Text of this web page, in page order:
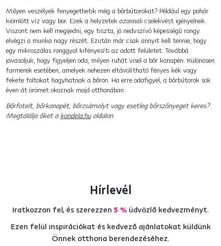
Milyen veszélyek fenyegethetik még a bőrbútorokat? Például egy pohár
kiömlött víz vagy bor. Ezek a helyzetek azonnali cselekvést igényelnek.
Viszont nem kell megijedni, egy tiszta, jó nedvszívó képességű rongy
elvégzi a munka nagy részét. Ezután már csak annyit kell tennie, hogy
egy mikroszálas ronggyal kifényesíti az adott felületet. Továbbá
javasoljuk, hogy figyeljen oda, milyen ruhát visel a bőr kanapén. Különösen
farmerek esetében, amelyek nehezen eltávolítható fényes kék vagy
fekete foltokat hagyhatnak a bőrön. Ha erre odafigyel, a bőrbútorok sok
éven át örömet okoznak majd otthonában.
Bőrfotelt, bőrkanapét, bőrzsámolyt vagy esetleg bőrszőnyeget keres?
Megtalálja őket a kondela.huoldalon.
Hírlevél
Iratkozzon fel, és szerezzen 5 %üdvözlő kedvezményt.
Ezen felül inspirációkat és kedvező ajánlatokat küldünk
Önnek otthona berendezéséhez.